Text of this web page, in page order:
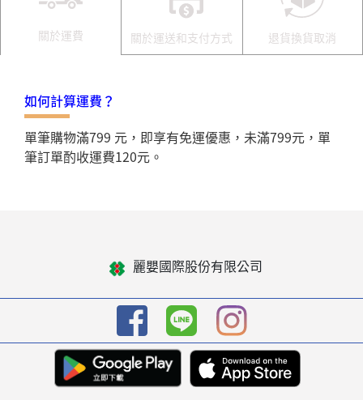
關於運費 關於運送和支付方式 退貨換貨取消
如何計算運費？
單筆購物滿799 元，即享有免運優惠，未滿799元，單
筆訂單酌收運費120元。
麗嬰國際股份有限公司